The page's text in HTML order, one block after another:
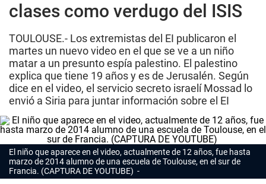
clases como verdugo del ISIS
TOULOUSE.- Los extremistas del EI publicaron el
martes un nuevo video en el que se ve a un niño
matar a un presunto espía palestino. El palestino
explica que tiene 19 años y es de Jerusalén. Según
dice en el video, el servicio secreto israelí Mossad lo
envió a Siria para juntar información sobre el EI
El niño que aparece en el video, actualmente de 12 años, fue hasta
marzo de 2014 alumno de una escuela de Toulouse, en el sur de
Francia. (CAPTURA DE YOUTUBE)